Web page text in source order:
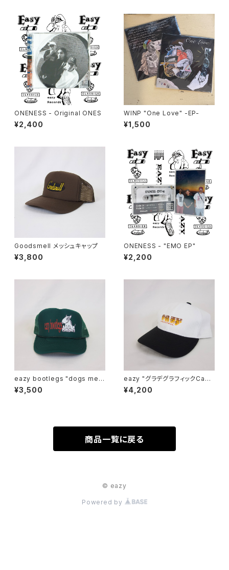
ONENESS - Original ONES
¥2,400
WINP "One Love" -EP-
¥1,500
Goodsmell メッシュキャップ
¥3,800
ONENESS - "EMO EP"
¥2,200
eazy bootlegs "dogs mes
h cap"
¥3,500
eazy "グラデグラフィックCap
(full mesh)"
¥4,200
商品一覧に戻る
© eazy
Powered by